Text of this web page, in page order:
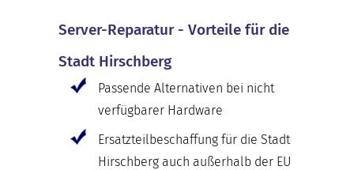
Server-Reparatur - Vorteile für die
Stadt Hirschberg
Passende Alternativen bei nicht
verfügbarer Hardware
Ersatzteilbeschaffung für die Stadt
Hirschberg auch außerhalb der EU